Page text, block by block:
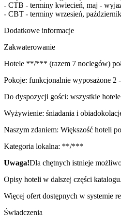
- CTB - terminy kwiecień, maj -
- CBT - terminy wrzesień,
Dodatkowe informacje
Zakwaterowanie
Hotele **/*** (razem 7 noclegów)
Pokoje: funkcjonalnie wyposażone 2
Do dyspozycji gości: wszystkie hotele
Wyżywienie: śniadania i
Naszym zdaniem: Większość hoteli
Kategoria lokalna: **/***
Uwaga!Dla chętnych istnieje
Opisy hoteli w dalszej części katalogu.
Więcej ofert dostępnych w systemie
Świadczenia